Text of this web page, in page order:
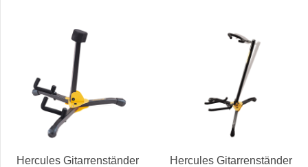
Hercules Gitarrenständer
Hercules Gitarrenständer